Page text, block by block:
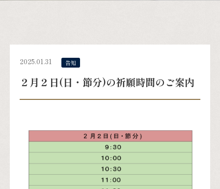
2025.01.31 告知
２月２日(日・節分)の祈願時間のご案内